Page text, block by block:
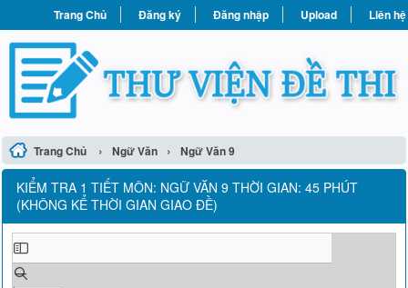
Trang Chủ Đăng ký Đăng nhập Upload Liên hệ
Trang Chủ › Ngữ Văn › Ngữ Văn 9
KIỂM TRA 1 TIẾT MÔN: NGỮ VĂN 9 THỜI GIAN: 45 PHÚT
(KHÔNG KỂ THỜI GIAN GIAO ĐỀ)